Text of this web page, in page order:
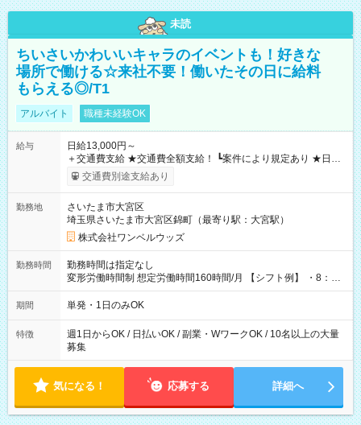
未読
ちいさいかわいいキャラのイベントも！好きな
場所で働ける☆来社不要！働いたその日に給料
もらえる◎/T1
アルバイト 職種未経験OK
給与
日給13,000円～
＋交通費支給 ★交通費全額支給！ ┗案件により規定あり ★日払
いOK！（規定あり） ┗働いたその日に現金GET♪ お仕事後はコ
ンビニATMから 日払い分を引き落とせます！ 【試用期間】試
交通費別途支給あり
勤務地
さいたま市大宮区
埼玉県さいたま市大宮区錦町（最寄り駅：大宮駅）
株式会社ワンベルウッズ
勤務時間
勤務時間は指定なし
変形労働時間制 想定労働時間160時間/月 【シフト例】 ・8：00
～21：00
期間 単発・1日のみOK
特徴
週1日からOK / 日払いOK / 副業・WワークOK / 10名以上の大量
募集
気になる！ 応募する 詳細へ